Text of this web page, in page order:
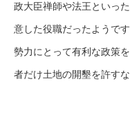
政大臣禅師や法王といっ
意した役職だったようで
勢力にとって有利な政策
者だけ土地の開墾を許すな